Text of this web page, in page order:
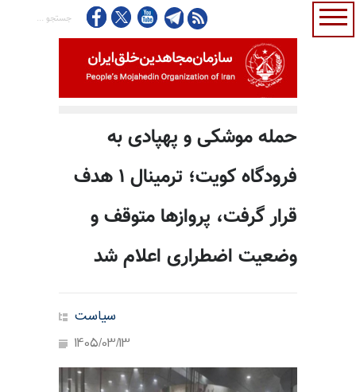
حمله موشکی و پهپادی به
فرودگاه کویت؛ ترمینال ۱ هدف
قرار گرفت، پروازها متوقف و
وضعیت اضطراری اعلام شد
سیاست
1405/03/13